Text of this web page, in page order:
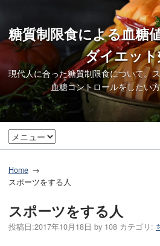
糖質制限食による血糖
ダイエッ
現代人に合った糖質制限食について。
血糖コントロールをしたい
Home
スポーツをする人
スポーツをする人
投稿日:2017年10月18日 by 108 カテゴリ: